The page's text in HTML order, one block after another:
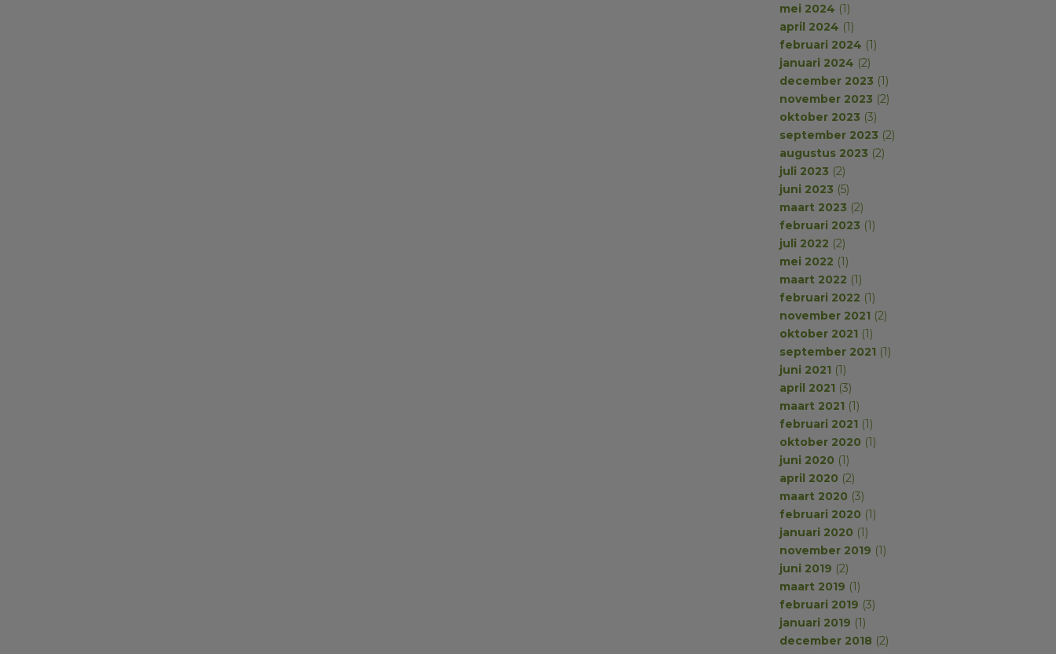
mei 2024 (1)
april 2024 (1)
februari 2024 (1)
januari 2024 (2)
december 2023 (1)
november 2023 (2)
oktober 2023 (3)
september 2023 (2)
augustus 2023 (2)
juli 2023 (2)
juni 2023 (5)
maart 2023 (2)
februari 2023 (1)
juli 2022 (2)
mei 2022 (1)
maart 2022 (1)
februari 2022 (1)
november 2021 (2)
oktober 2021 (1)
september 2021 (1)
juni 2021 (1)
april 2021 (3)
maart 2021 (1)
februari 2021 (1)
oktober 2020 (1)
juni 2020 (1)
april 2020 (2)
maart 2020 (3)
februari 2020 (1)
januari 2020 (1)
november 2019 (1)
juni 2019 (2)
maart 2019 (1)
februari 2019 (3)
januari 2019 (1)
december 2018 (2)